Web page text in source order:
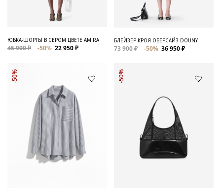
ЮБКА-ШОРТЫ В СЕРОМ ЦВЕТЕ AMIRA
45 900 ₽ -50% 22 950 ₽
БЛЕЙЗЕР КРОЯ ОВЕРСАЙЗ DOUNY
73 900 ₽ -50% 36 950 ₽
-50% -50%